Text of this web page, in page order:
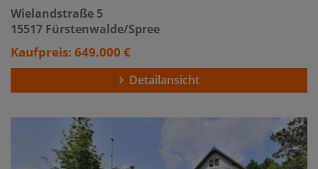
Wielandstraße 5
15517 Fürstenwalde/Spree
Kaufpreis: 649.000 €
Detailansicht